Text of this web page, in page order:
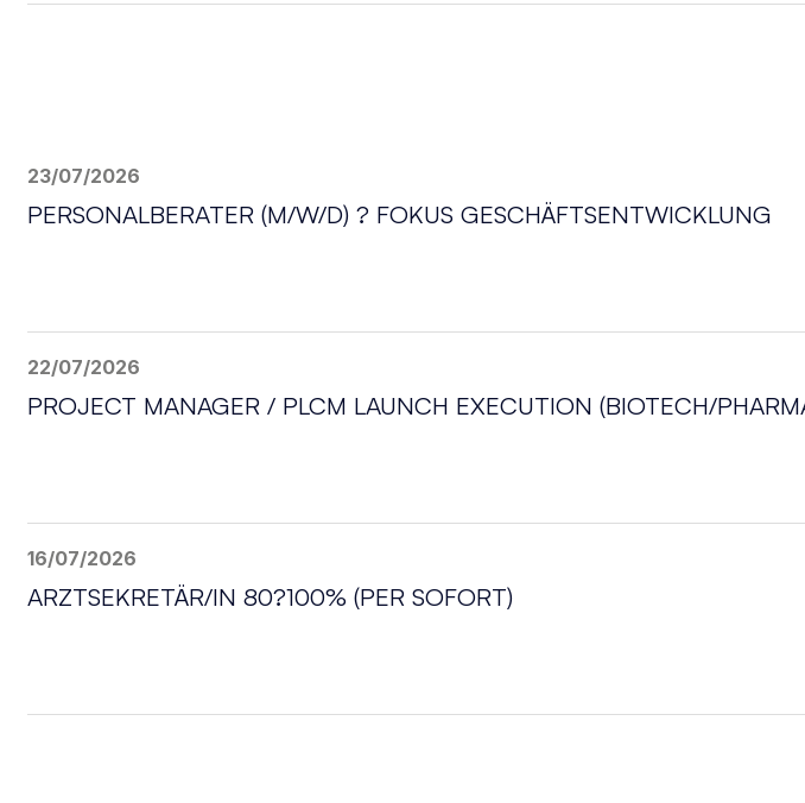
23/07/2026
PERSONALBERATER (M/W/D) ? FOKUS GESCHÄFTSENTWICKLUNG
22/07/2026
PROJECT MANAGER / PLCM LAUNCH EXECUTION (BIOTECH/
16/07/2026
ARZTSEKRETÄR/IN 80?100% (PER SOFORT)